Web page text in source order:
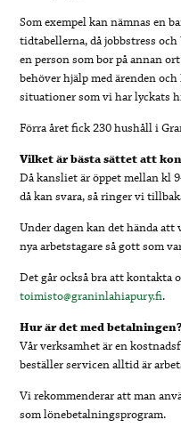
Som exempel kan nämnas en
tidtabellerna, då jobbstress
en person som bor på annan
behöver hjälp med ärenden
situationer som vi har lyckats
Förra året fick 230 hushåll i
Vilket är bästa sättet att
Då kansliet är öppet mellan kl
då kan svara, så ringer vi
Under dagen kan det hända
nya arbetstagare så gott som
Det går också bra att kontakta
toimisto@graninlahiapury.fi.
Hur är det med
Vår verksamhet är en
beställer servicen alltid är
Vi rekommenderar att man
som lönebetalningsprogram.